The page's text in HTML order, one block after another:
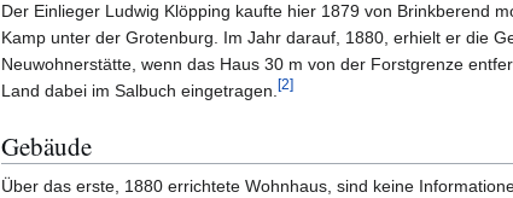
Der Einlieger Ludwig Klöpping kaufte hier 1879 von Brinkberend
Kamp unter der Grotenburg. Im Jahr darauf, 1880, erhielt er die
Neuwohnerstätte, wenn das Haus 30 m von der Forstgrenze
Land dabei im Salbuch eingetragen.[2]
Gebäude
Über das erste, 1880 errichtete Wohnhaus, sind keine